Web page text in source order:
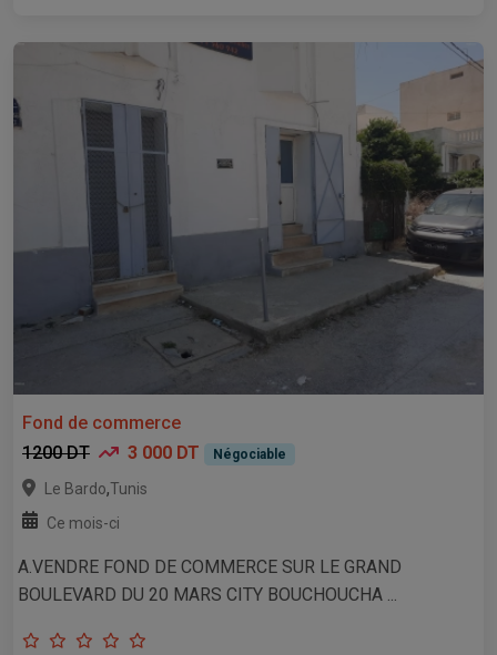
Fond de commerce
1200 DT
3 000 DT Négociable
Le Bardo,Tunis
Ce mois-ci
A.VENDRE FOND DE COMMERCE SUR LE GRAND
BOULEVARD DU 20 MARS CITY BOUCHOUCHA ...